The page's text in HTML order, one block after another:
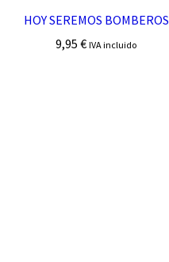
HOY SEREMOS BOMBEROS
9,95€ IVA incluido